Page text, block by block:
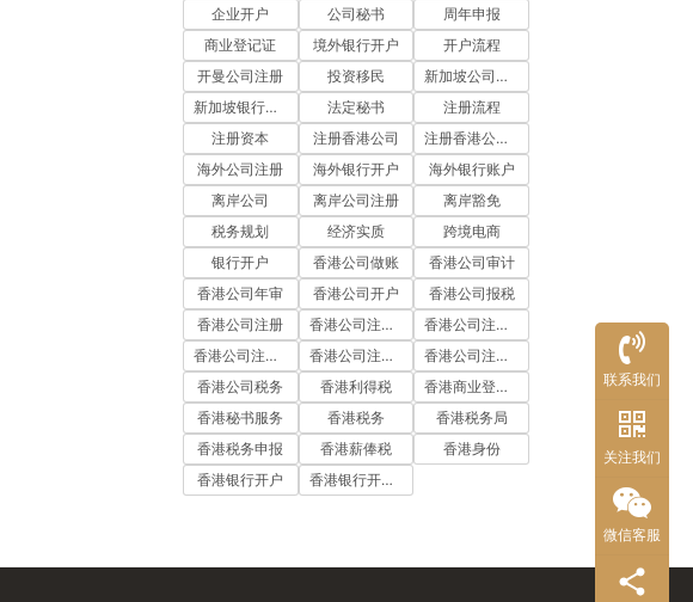
企业开户
公司秘书
周年申报
商业登记证
境外银行开户
开户流程
开曼公司注册
投资移民
新加坡公司注册
新加坡银行开户
法定秘书
注册流程
注册资本
注册香港公司
注册香港公司流程
海外公司注册
海外银行开户
海外银行账户
离岸公司
离岸公司注册
离岸豁免
税务规划
经济实质
跨境电商
银行开户
香港公司做账
香港公司审计
香港公司年审
香港公司开户
香港公司报税
香港公司注册
香港公司注册代办
香港公司注册处
香港公司注册流程
香港公司注册费用
香港公司注册资料
香港公司税务
香港利得税
香港商业登记证
香港秘书服务
香港税务
香港税务局
香港税务申报
香港薪俸税
香港身份
香港银行开户
香港银行开户流程
联系我们
关注我们
微信客服